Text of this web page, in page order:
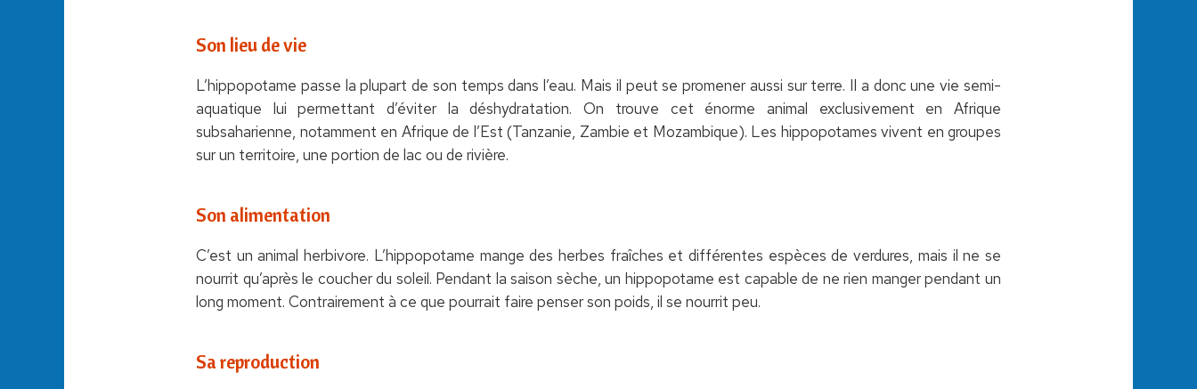
Son lieu de vie
L’hippopotame passe la plupart de son temps dans l’eau. Mais il peut se promener aussi sur terre. Il a donc une vie semi-
aquatique lui permettant d’éviter la déshydratation. On trouve cet énorme animal exclusivement en Afrique
subsaharienne, notamment en Afrique de l’Est (Tanzanie, Zambie et Mozambique). Les hippopotames vivent en groupes
sur un territoire, une portion de lac ou de rivière.
Son alimentation
C’est un animal herbivore. L’hippopotame mange des herbes fraîches et différentes espèces de verdures, mais il ne se
nourrit qu’après le coucher du soleil. Pendant la saison sèche, un hippopotame est capable de ne rien manger pendant un
long moment. Contrairement à ce que pourrait faire penser son poids, il se nourrit peu.
Sa reproduction